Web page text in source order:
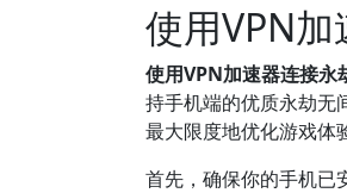
使用VPN
使用VPN加速器连接永
持手机端的优质永劫无
最大限度地优化游戏体
首先，确保你的手机已